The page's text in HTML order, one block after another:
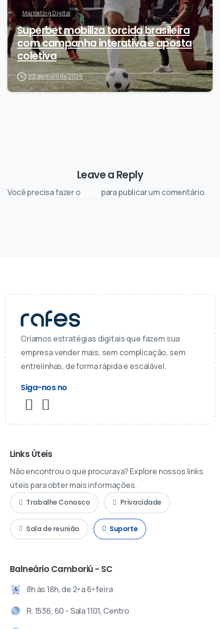
Marketing Digital
Superbet mobiliza torcida brasileira
com campanha interativa e aposta
coletiva
22 de maio de 2026
Leave a Reply
Você precisa fazer o para publicar um comentário.
Criamos estratégias digitais que fazem sua
empresa vender mais, sem complicação, sem
entrelinhas, de forma rápida e escalável.
Siga-nos no
Links Úteis
Não encontrou o que procurava? Explore nossos links
úteis para obter mais informações.
Trabalhe Conosco Privacidade
Sala de reunião Suporte
Balneário Camboriú - SC
8h às 18h, de 2ª a 6ª feira
R. 1536, 60 - Sala 1101, Centro